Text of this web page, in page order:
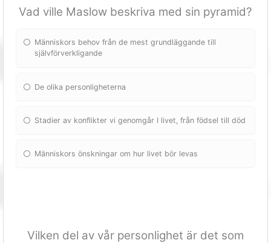
Vad ville Maslow beskriva med sin pyramid?
Människors behov från de mest grundläggande till
självförverkligande
De olika personligheterna
Stadier av konflikter vi genomgår I livet, från födsel till död
Människors önskningar om hur livet bör levas
Vilken del av vår personlighet är det som